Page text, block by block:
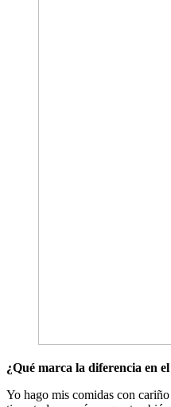
¿Qué marca la diferencia en
Yo hago mis comidas con